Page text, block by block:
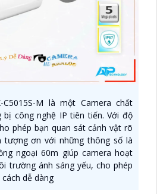
C5015S-M là một Camera chất
công nghệ IP tiên tiến. Với độ
phép bạn quan sát cảnh vật rõ
tượng ơn với những thông số là
ngoại 60m giúp camera hoạt
trường ánh sáng yếu, cho phép
dễ dàng